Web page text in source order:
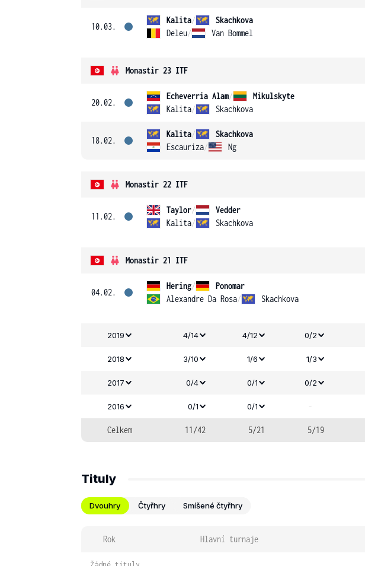
10.03.
Kalita/
Skachkova
Deleu/ Van Bommel
Monastir 23 ITF
20.02.
Echeverria Alam/
Mikulskyte
Kalita/ Skachkova
18.02.
Kalita/
Skachkova
Escauriza/ Ng
Monastir 22 ITF
11.02.
Taylor/
Vedder
Kalita/ Skachkova
Monastir 21 ITF
04.02.
Hering/
Ponomar
Alexandre Da Rosa/ Skachkova
2019 4/14 4/12 0/2
2018 3/10 1/6 1/3
2017 0/4 0/1 0/2
2016 0/1 0/1 -
Celkem 11/42 5/21 5/19
Tituly
Dvouhry Čtyřhry Smíšené čtyřhry
Rok Hlavní turnaje